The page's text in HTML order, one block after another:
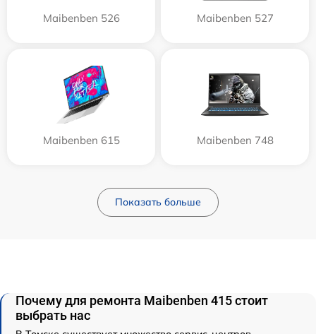
Maibenben 526 Maibenben 527
Maibenben 615 Maibenben 748
Показать больше
Почему для ремонта Maibenben 415 стоит
выбрать нас